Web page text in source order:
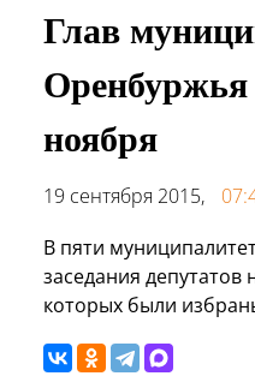
Глав
ноября
19 сентября 2015,
В пяти
заседания депутатов
которых были